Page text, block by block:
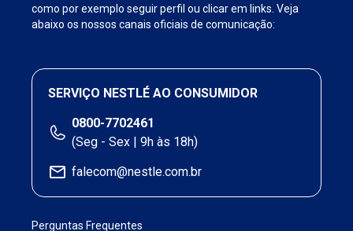
como por exemplo seguir perfil ou clicar em links. Veja
abaixo os nossos canais oficiais de comunicação:
SERVIÇO NESTLÉ AO CONSUMIDOR
0800-7702461
(Seg - Sex | 9h às 18h)
falecom@nestle.com.br
Perguntas Frequentes